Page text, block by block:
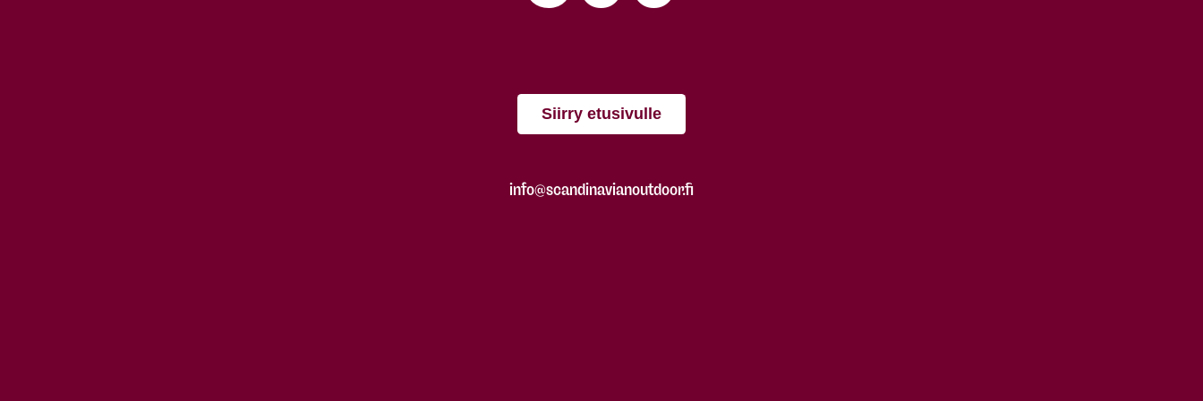
Siirry etusivulle
info@scandinavianoutdoor.fi